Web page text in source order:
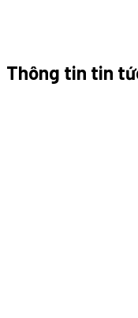
Thông tin tin